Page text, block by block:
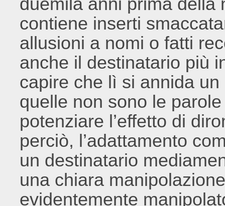
contiene inserti
allusioni a nomi o fatti
anche il destinatario più
capire che lì si annida
quelle non sono le
potenziare l’effetto di
perciò, l’adattamento
un destinatario
una chiara
evidentemente